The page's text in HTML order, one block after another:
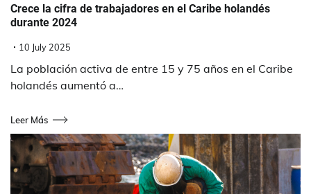
Crece la cifra de trabajadores en el Caribe holandés
durante 2024
10 July 2025
La población activa de entre 15 y 75 años en el Caribe
holandés aumentó a…
Leer Más